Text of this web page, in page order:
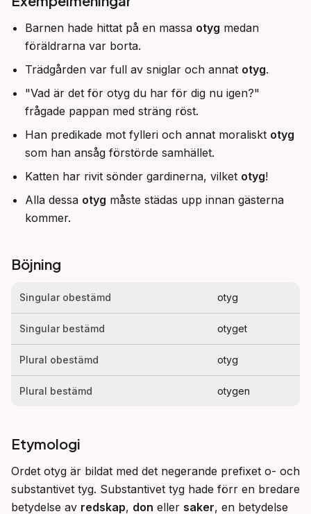
Barnen hade hittat på en massa otyg medan
föräldrarna var borta.
Trädgården var full av sniglar och annat otyg.
"Vad är det för otyg du har för dig nu igen?"
frågade pappan med sträng röst.
Han predikade mot fylleri och annat moraliskt otyg
som han ansåg förstörde samhället.
Katten har rivit sönder gardinerna, vilket otyg!
Alla dessa otyg måste städas upp innan gästerna
kommer.
Böjning
Singular obestämd otyg
Singular bestämd otyget
Plural obestämd otyg
Plural bestämd otygen
Etymologi
Ordet otyg är bildat med det negerande prefixet o- och
substantivet tyg. Substantivet tyg hade förr en bredare
betydelse av redskap, don eller saker, en betydelse